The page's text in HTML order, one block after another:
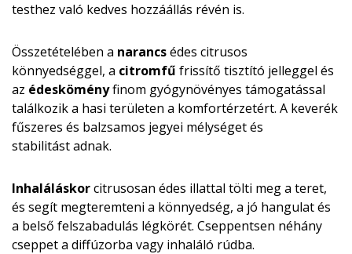
testhez való kedves hozzáállás révén is.
Összetételében a narancsédes citrusos
könnyedséggel, a citromfű frissítő tisztító jelleggel és
az édesköményfinom gyógynövényes támogatással
találkozik a hasi területen a komfortérzetért. A keverék
fűszeres és balzsamos jegyei mélységet és
stabilitást adnak.
Inhaláláskorcitrusosan édes illattal tölti meg a teret,
és segít megteremteni a könnyedség, a jó hangulat és
a belső felszabadulás légkörét. Cseppentsen néhány
cseppet a diffúzorba vagy inhaláló rúdba.